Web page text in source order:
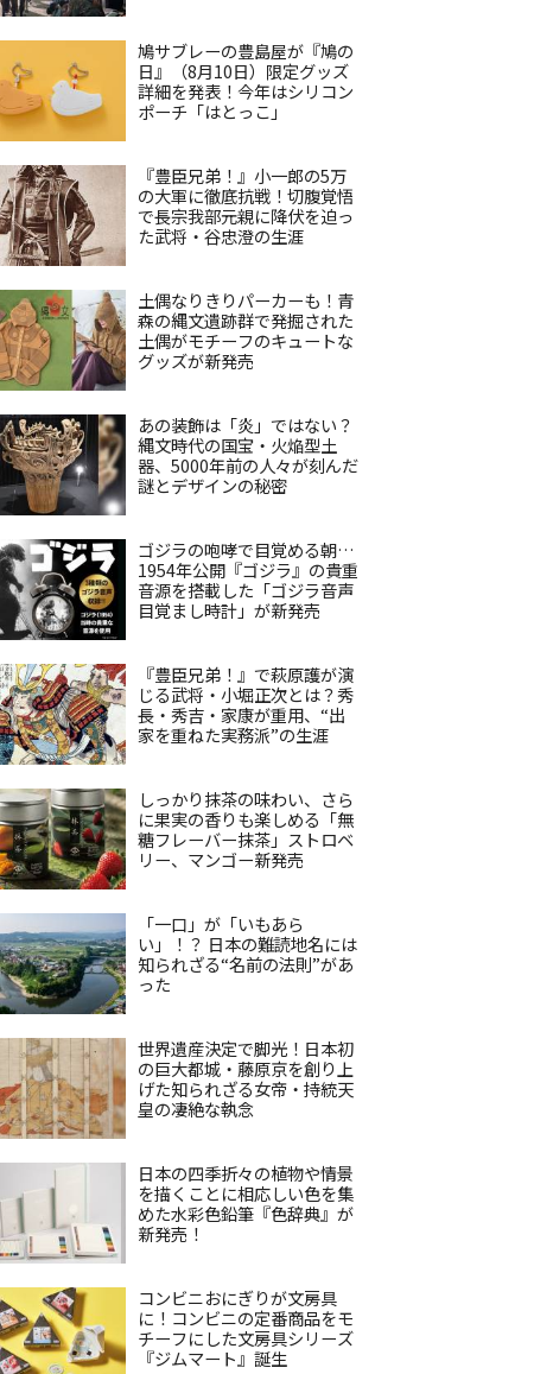
鳩サブレーの豊島屋が『鳩の
日』（8月10日）限定グッズ
詳細を発表！今年はシリコン
ポーチ「はとっこ」
『豊臣兄弟！』小一郎の5万
の大軍に徹底抗戦！切腹覚悟
で長宗我部元親に降伏を迫っ
た武将・谷忠澄の生涯
土偶なりきりパーカーも！青
森の縄文遺跡群で発掘された
土偶がモチーフのキュートな
グッズが新発売
あの装飾は「炎」ではない？
縄文時代の国宝・火焔型土
器、5000年前の人々が刻んだ
謎とデザインの秘密
ゴジラの咆哮で目覚める朝…
1954年公開『ゴジラ』の貴重
音源を搭載した「ゴジラ音声
目覚まし時計」が新発売
『豊臣兄弟！』で萩原護が演
じる武将・小堀正次とは？秀
長・秀吉・家康が重用、“出
家を重ねた実務派”の生涯
しっかり抹茶の味わい、さら
に果実の香りも楽しめる「無
糖フレーバー抹茶」ストロベ
リー、マンゴー新発売
「一口」が「いもあら
い」！？ 日本の難読地名には
知られざる“名前の法則”があ
った
世界遺産決定で脚光！日本初
の巨大都城・藤原京を創り上
げた知られざる女帝・持統天
皇の凄絶な執念
日本の四季折々の植物や情景
を描くことに相応しい色を集
めた水彩色鉛筆『色辞典』が
新発売！
コンビニおにぎりが文房具
に！コンビニの定番商品をモ
チーフにした文房具シリーズ
『ジムマート』誕生